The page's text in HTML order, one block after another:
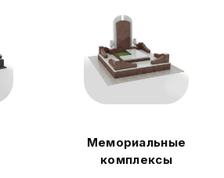
Мемориальные
комплексы